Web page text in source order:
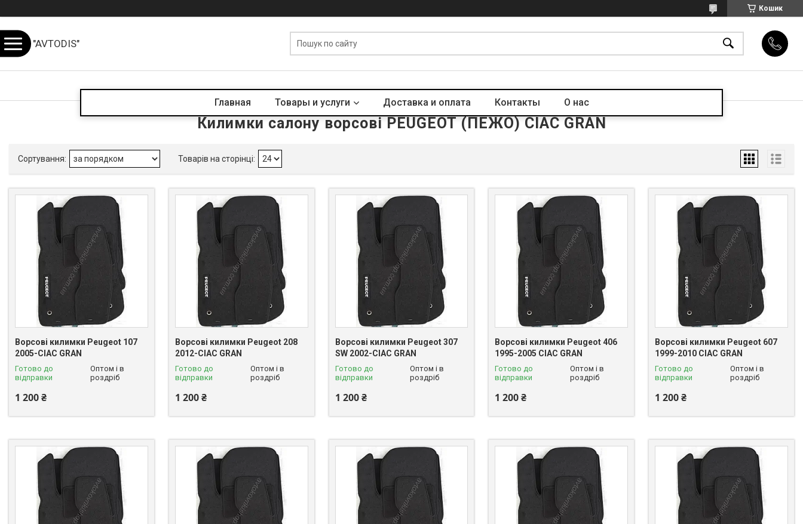
Кошик
"AVTODIS"
Главная Товары и услуги Доставка и оплата Контакты О нас
Килимки салону ворсові PEUGEOT (ПЕЖО) CIAC GRAN
Ворсові килимки Peugeot 107
2005-CIAC GRAN
Готово до
відправки
Оптом і в
роздріб
1 200 ₴
Ворсові килимки Peugeot 208
2012-CIAC GRAN
Готово до
відправки
Оптом і в
роздріб
1 200 ₴
Ворсові килимки Peugeot 307
SW 2002-CIAC GRAN
Готово до
відправки
Оптом і в
роздріб
1 200 ₴
Ворсові килимки Peugeot 406
1995-2005 CIAC GRAN
Готово до
відправки
Оптом і в
роздріб
1 200 ₴
Ворсові килимки Peugeot 607
1999-2010 CIAC GRAN
Готово до
відправки
Оптом і в
роздріб
1 200 ₴